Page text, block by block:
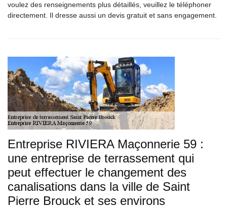
voulez des renseignements plus détaillés, veuillez le téléphoner
directement. Il dresse aussi un devis gratuit et sans engagement.
Entreprise RIVIERA Maçonnerie 59 :
une entreprise de terrassement qui
peut effectuer le changement des
canalisations dans la ville de Saint
Pierre Brouck et ses environs